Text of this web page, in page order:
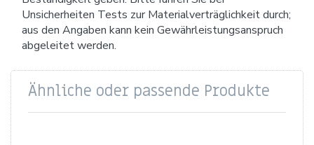
Unsicherheiten Tests zur Materialverträglichkeit durch;
aus den Angaben kann kein Gewährleistungsanspruch
abgeleitet werden.
Ähnliche oder passende Produkte